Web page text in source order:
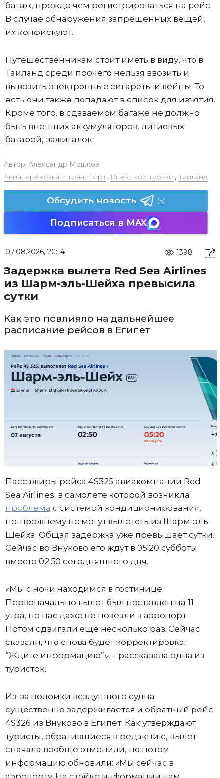
багаж, прежде чем регистрироваться на рейс.
В случае обнаружения запрещенных вещей,
их конфискуют.
Путешественникам стоит иметь в виду, что в
Таиланд среди прочего нельзя ввозить и
вывозить электронные сигареты и вейпы. То
есть они также попадают в список для изъятия.
Кроме того, в сдаваемом багаже не должно
быть внешних аккумуляторов, литиевых
батарей, зажигалок.
Автор: Александр Мошков
Авиаперевозка и транспорт, Выездной туризм , Таиланд
Обсудить новость (5)
Подписаться в MAX
07.08.2026, 20:14 1398
Задержка вылета Red Sea Airlines
из Шарм-эль-Шейха превысила
сутки
Как это повлияло на дальнейшее
расписание рейсов в Египет
Пассажиры рейса 4S325 авиакомпании Red
Sea Airlines, в самолете которой возникла
проблема с системой кондиционирования,
по-прежнему не могут вылететь из Шарм-эль-
Шейха. Общая задержка уже превышает сутки.
Сейчас во Внуково его ждут в 05:20 субботы
вместо 02:50 сегодняшнего дня.
«Мы с ночи находимся в гостинице.
Первоначально вылет был поставлен на 11
утра, но нас даже не повезли в аэропорт.
Потом сдвигали еще несколько раз. Сейчас
сказали, что снова будет корректировка:
“Ждите информацию”», – рассказала одна из
туристок.
Из-за поломки воздушного судна
существенно задерживается и обратный рейс
4S326 из Внуково в Египет. Как утверждают
туристы, обратившиеся в редакцию, вылет
сначала вообще отменили, но потом
информацию обновили: «Мы сейчас в
аэропорту. На стойке информации нам